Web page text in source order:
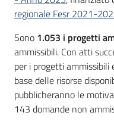
e
partecipazione
Seguici
su
regionale Fesr 2021-
Sono 1.053 i progetti
ammissibili. Con atti
per i progetti
base delle risorse
pubblicheranno le
143 domande non